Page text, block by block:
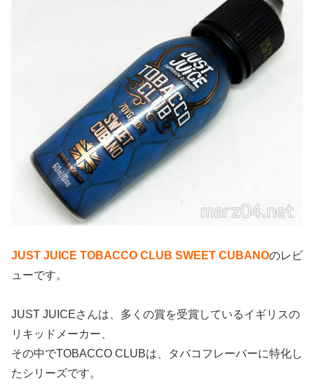
JUST JUICE TOBACCO CLUB SWEET CUBANOのレビ
ューです。
JUST JUICEさんは、多くの賞を受賞しているイギリスの
リキッドメーカー、
その中でTOBACCO CLUBは、タバコフレーバーに特化し
たシリーズです。